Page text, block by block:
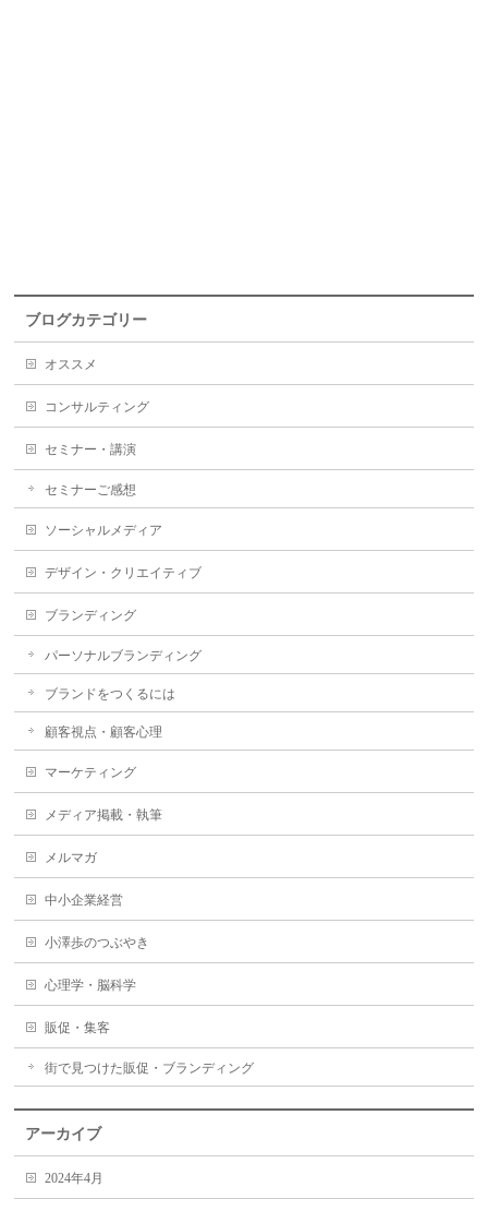
ブログカテゴリー
オススメ
コンサルティング
セミナー・講演
セミナーご感想
ソーシャルメディア
デザイン・クリエイティブ
ブランディング
パーソナルブランディング
ブランドをつくるには
顧客視点・顧客心理
マーケティング
メディア掲載・執筆
メルマガ
中小企業経営
小澤歩のつぶやき
心理学・脳科学
販促・集客
街で見つけた販促・ブランディング
アーカイブ
2024年4月